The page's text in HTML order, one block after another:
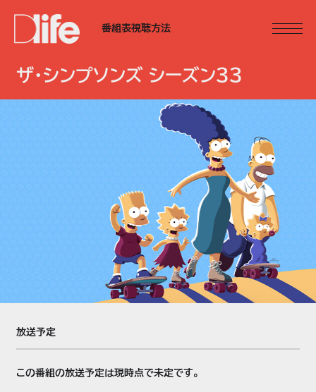
番組表視聴方法
ザ・シンプソンズ シーズン33
放送予定
この番組の放送予定は現時点で未定です。